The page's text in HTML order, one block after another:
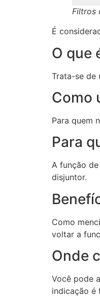
Filtros
É
O que
Trata-se de
Como
Para quem
Para
A função
disjuntor.
Como
voltar a
Onde
Você pode
indicação é